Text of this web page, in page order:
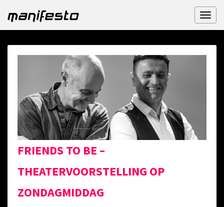
FRIENDS TO BE –
THEATERVOORSTELLING OP
ZONDAGMIDDAG